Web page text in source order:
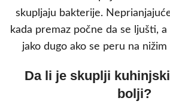
skupljaju bakterije.
kada premaz počne da se ljušti,
jako dugo ako se peru na
Da li je skuplji
bolji?